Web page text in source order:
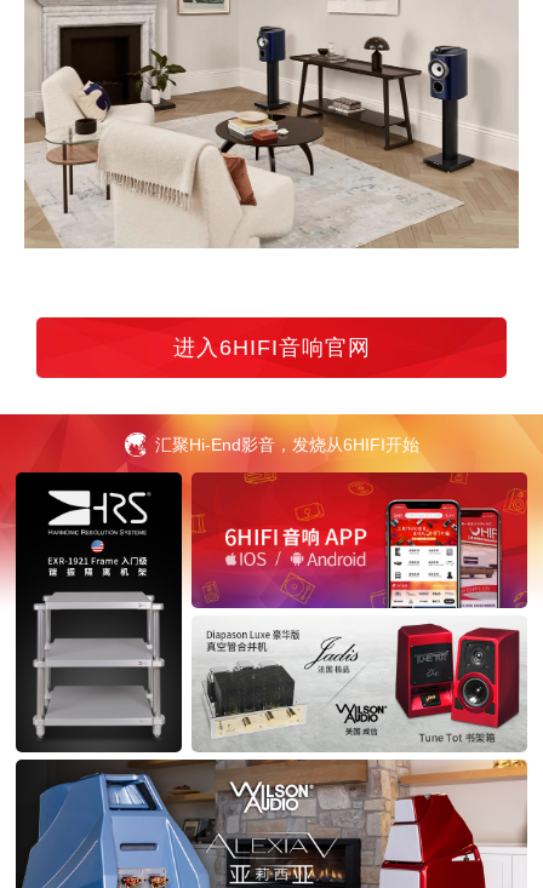
进入6HIFI音响官网
汇聚Hi-End影音，发烧从6HIFI开始